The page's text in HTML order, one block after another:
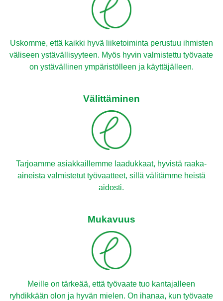
Uskomme, että kaikki hyvä liiketoiminta perustuu ihmisten
väliseen ystävällisyyteen. Myös hyvin valmistettu työvaate
on ystävällinen ympäristölleen ja käyttäjälleen.
Välittäminen
Tarjoamme asiakkaillemme laadukkaat, hyvistä raaka-
aineista valmistetut työvaatteet, sillä välitämme heistä
aidosti.
Mukavuus
Meille on tärkeää, että työvaate tuo kantajalleen
ryhdikkään olon ja hyvän mielen. On ihanaa, kun työvaate